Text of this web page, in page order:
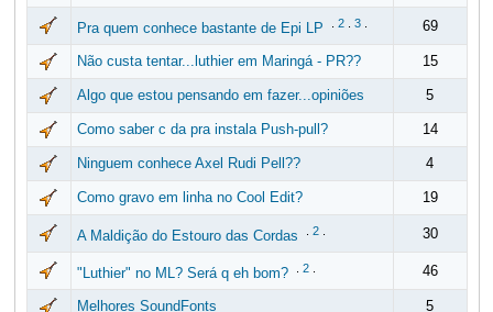
Pra quem conhece bastante de Epi LP 2. 3. 69
Não custa tentar...luthier em Maringá - PR?? 15
Algo que estou pensando em fazer...opiniões 5
Como saber c da pra instala Push-pull? 14
Ninguem conhece Axel Rudi Pell?? 4
Como gravo em linha no Cool Edit? 19
A Maldição do Estouro das Cordas 2. 30
"Luthier" no ML? Será q eh bom? 2. 46
Melhores SoundFonts 5